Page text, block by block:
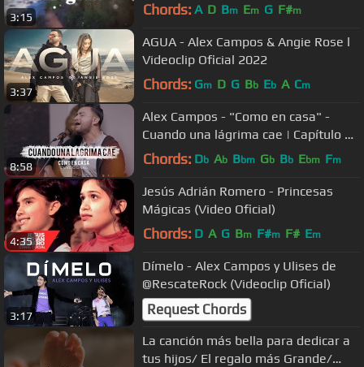
3:15 Chords: A D Bm Em G F#m
3:37
AGUA - Alex Campos & Angie Rose l
Videoclip Oficial 2022
Chords: Gm D G Bb Eb A Cm
8:58
Alex Campos - "Como en casa" -
Cuando una lágrima cae | Capítulo 12
- Video Devocional
Chords: Db Ab Bbm Gb Bb Ebm Fm
4:35
Jesús Adrián Romero - Princesas
Mágicas (Video Oficial)
Chords: D A G Bm F#m F# Em
3:17
Dímelo - Alex Campos y Ulises de
@RescateRock (Videoclip Oficial)
Request Chords
La canción más bella para dedicar a
tus hijos/ El regalo más Grande/